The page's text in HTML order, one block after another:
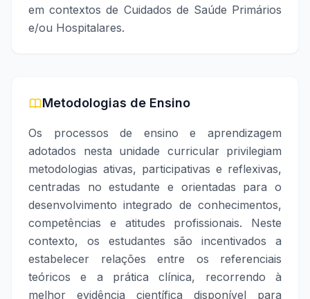
em contextos de Cuidados de Saúde Primários
e/ou Hospitalares.
Metodologias de Ensino
Os processos de ensino e aprendizagem
adotados nesta unidade curricular privilegiam
metodologias ativas, participativas e reflexivas,
centradas no estudante e orientadas para o
desenvolvimento integrado de conhecimentos,
competências e atitudes profissionais. Neste
contexto, os estudantes são incentivados a
estabelecer relações entre os referenciais
teóricos e a prática clínica, recorrendo à
melhor evidência científica disponível para